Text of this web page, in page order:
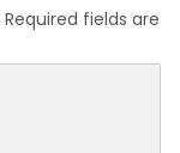
Required fields are